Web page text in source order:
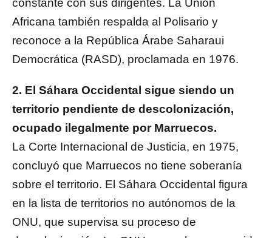
Africana también respalda al Polisario y
reconoce a la República Árabe Saharaui
Democrática (RASD), proclamada en 1976.
2. El Sáhara Occidental sigue siendo un
territorio pendiente de descolonización,
ocupado ilegalmente por Marruecos.
La Corte Internacional de Justicia, en 1975,
concluyó que Marruecos no tiene soberanía
sobre el territorio. El Sáhara Occidental figura
en la lista de territorios no autónomos de la
ONU, que supervisa su proceso de